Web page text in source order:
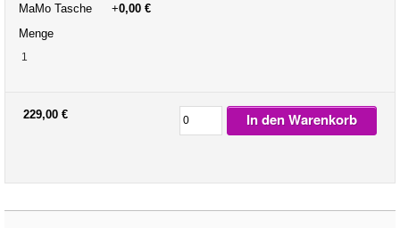
MaMo Tasche
+0,00 €
Menge
229,00 € In den Warenkorb